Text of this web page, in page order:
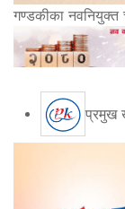
गण्डकीका नवनियुक्त
प्रमुख